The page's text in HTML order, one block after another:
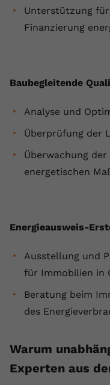
Unterstützung
Finanzierung
Baubegleitende
Analyse und
Überprüfung der
Überwachung
energetischen
Energieausweis-
Ausstellung und
für Immobilien in
Beratung beim
des
Warum
Experten aus
Name
Laufzeit
Zweck
Anbieter
Laufzeit
Zweck